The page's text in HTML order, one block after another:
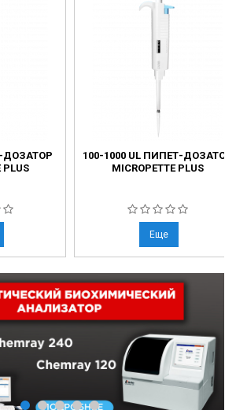
ДОЗАТОР
PLUS
100-1000 UL ПИПЕТ-ДОЗАТОР
MICROPETTE PLUS
Еще